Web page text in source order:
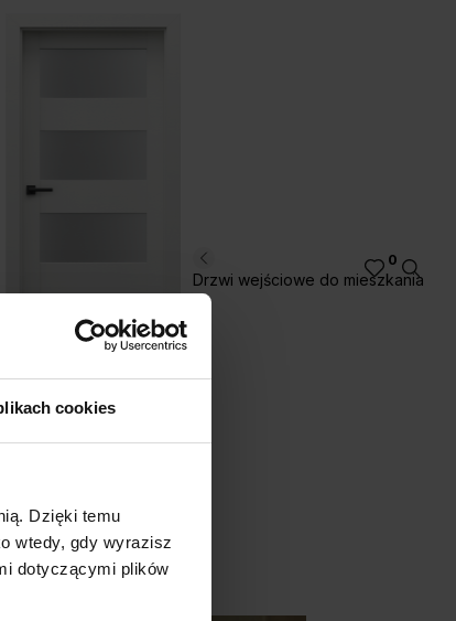
cookies
Dzięki temu
wtedy, gdy wyrazisz
dotyczącymi plików
Drzwi wejściowe do mieszkania
0
Jasny
L.4